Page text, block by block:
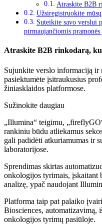
Atraskite B2B
Užsiregistruokite
Suteikite savo verslui
pirmaujančiomis pramonės
Atraskite B2B rinkodarą,
Sujunkite verslo informaciją ir
pasiektumėte įsitraukusius
žiniasklaidos platformose.
Sužinokite daugiau
„Illumina“ teigimu,
rankiniu būdu atliekamus
gali padidėti atkuriamumas ir
laboratorijose.
Sprendimas skirtas
onkologijos tyrimais, įskaitant
analizę, ypač naudojant
Platforma taip pat palaiko
Biosciences, automatizavimą,
onkologijos tyrimų pasiūloje.